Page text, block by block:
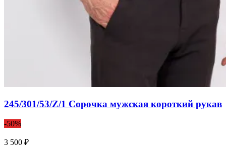
245/301/53/Z/1 Сорочка мужская короткий рукав
-50%
3 500 ₽